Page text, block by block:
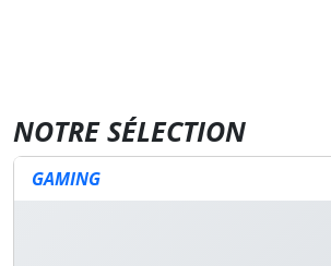
NOTRE SÉLECTION
GAMING